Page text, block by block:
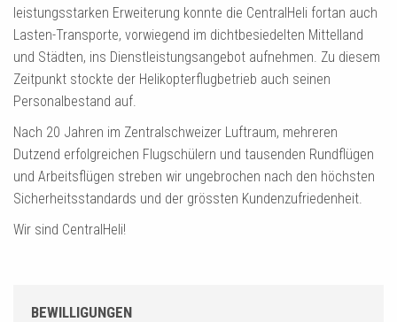
leistungsstarken Erweiterung konnte die CentralHeli fortan auch
Lasten-Transporte, vorwiegend im dichtbesiedelten Mittelland
und Städten, ins Dienstleistungsangebot aufnehmen. Zu diesem
Zeitpunkt stockte der Helikopterflugbetrieb auch seinen
Personalbestand auf.
Nach 20 Jahren im Zentralschweizer Luftraum, mehreren
Dutzend erfolgreichen Flugschülern und tausenden Rundflügen
und Arbeitsflügen streben wir ungebrochen nach den höchsten
Sicherheitsstandards und der grössten Kundenzufriedenheit.
Wir sind CentralHeli!
BEWILLIGUNGEN